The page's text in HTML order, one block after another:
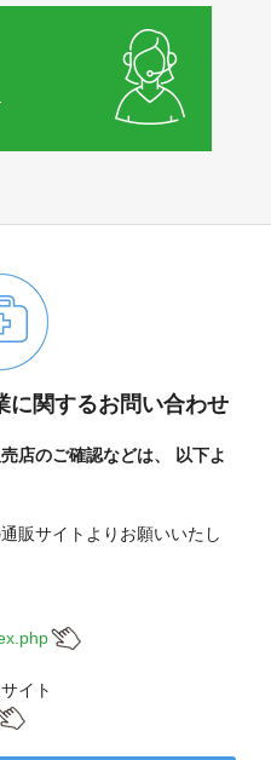
Smooth』を25年秋に発
に関するお問い合わせ
店のご確認などは、
以下よ
販サイトよりお願いいたし
イト